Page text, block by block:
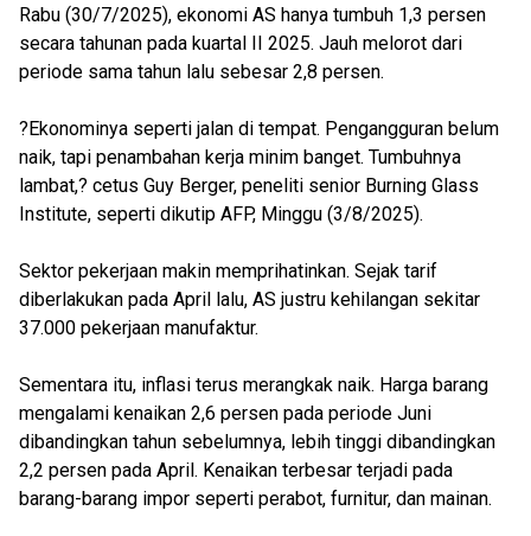
Rabu (30/7/2025), ekonomi AS hanya tumbuh 1,3 persen
secara tahunan pada kuartal II 2025. Jauh melorot dari
periode sama tahun lalu sebesar 2,8 persen.
?Ekonominya seperti jalan di tempat. Pengangguran belum
naik, tapi penambahan kerja minim banget. Tumbuhnya
lambat,? cetus Guy Berger, peneliti senior Burning Glass
Institute, seperti dikutip AFP, Minggu (3/8/2025).
Sektor pekerjaan makin memprihatinkan. Sejak tarif
diberlakukan pada April lalu, AS justru kehilangan sekitar
37.000 pekerjaan manufaktur.
Sementara itu, inflasi terus merangkak naik. Harga barang
mengalami kenaikan 2,6 persen pada periode Juni
dibandingkan tahun sebelumnya, lebih tinggi dibandingkan
2,2 persen pada April. Kenaikan terbesar terjadi pada
barang-barang impor seperti perabot, furnitur, dan mainan.